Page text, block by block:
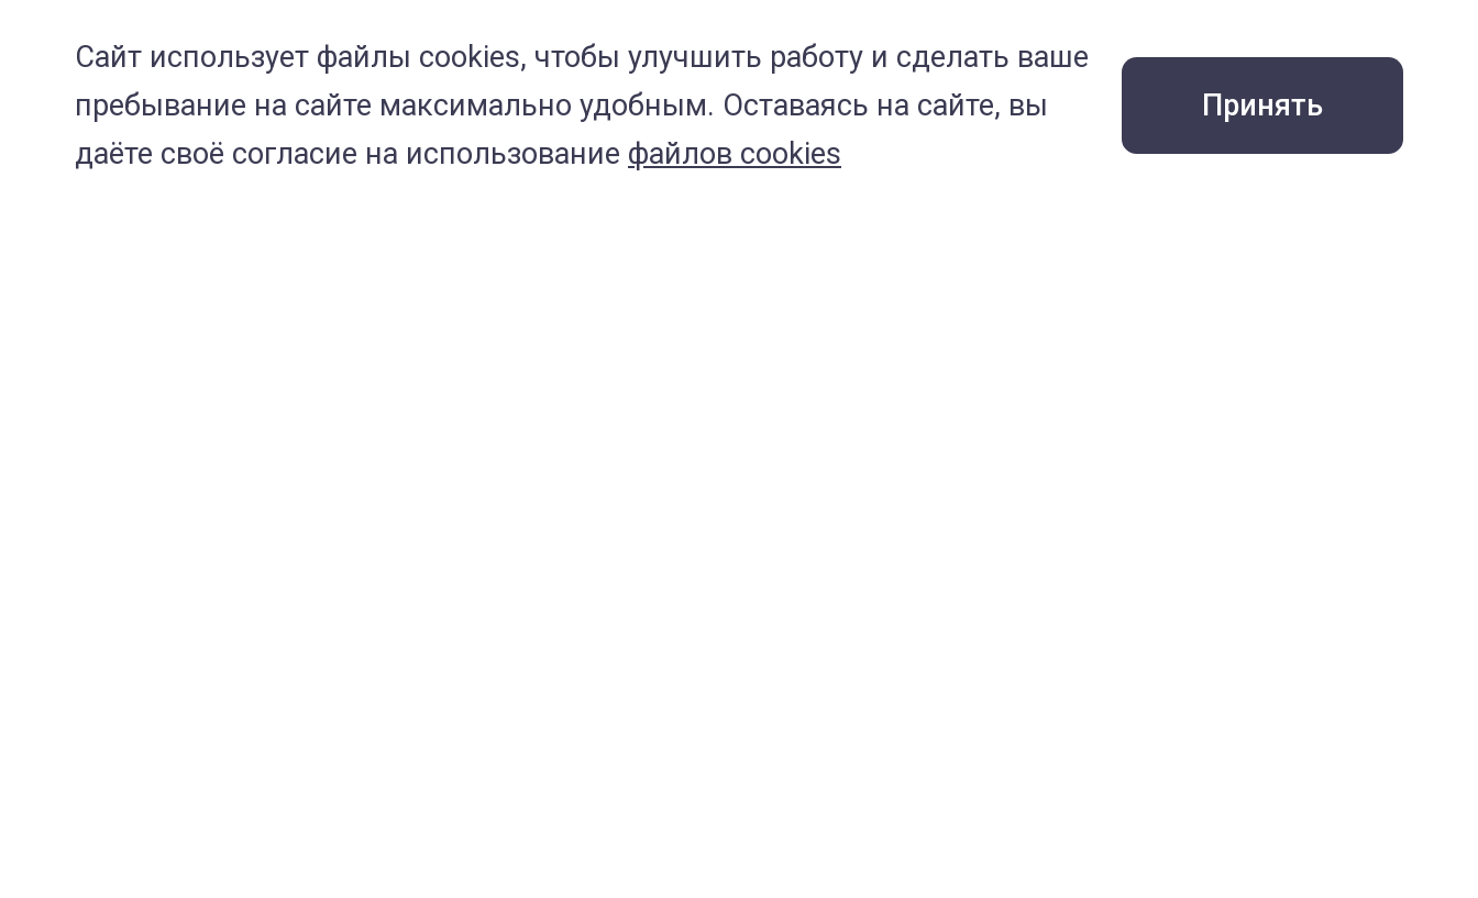
и к другим опасным последствиям.
Диагностика и лечение
Сайт использует файлы cookies, чтобы улучшить работу и сделать ваше
пребывание на сайте максимально удобным. Оставаясь на сайте, вы
даёте своё согласие на использование файлов cookies
Принять